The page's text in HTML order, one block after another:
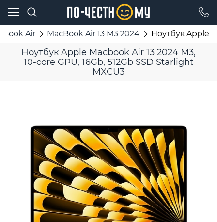
Air MacBook Air 13 M3 2024 Ноутбук Apple
Ноутбук Apple Macbook Air 13 2024 M3,
10-core GPU, 16Gb, 512Gb SSD Starlight
MXCU3